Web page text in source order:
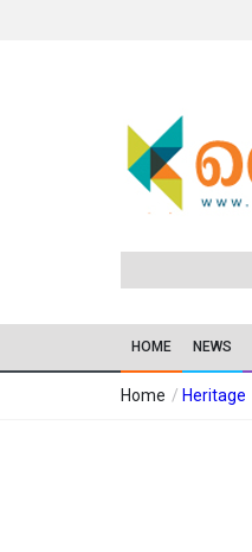
HOME NEWS
Home / Heritage